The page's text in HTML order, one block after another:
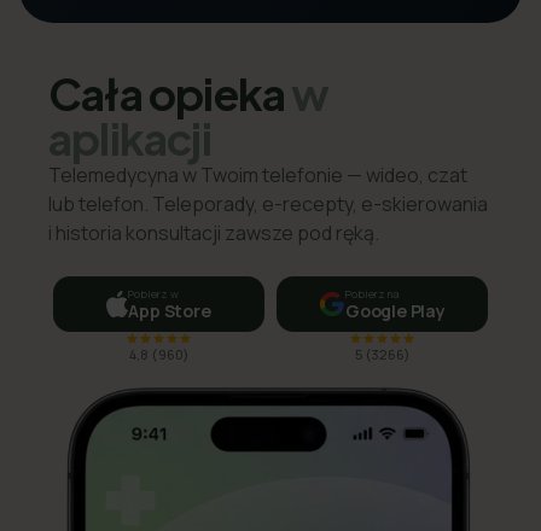
Cała opiekaw
aplikacji
Telemedycyna w Twoim telefonie — wideo, czat
lub telefon. Teleporady, e-recepty, e-skierowania
i historia konsultacji zawsze pod ręką.
Pobierz w
App Store
4,8 ( 960)
Pobierz na
Google Play
5 (3266)